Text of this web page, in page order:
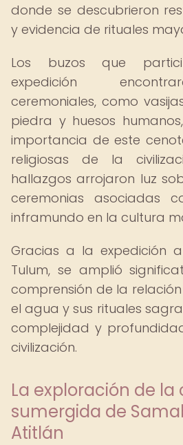
donde se descubrieron
y evidencia de rituales
Los buzos que
expedición
ceremoniales, como
piedra y huesos
importancia de este
religiosas de la
hallazgos arrojaron luz
ceremonias asociadas
inframundo en la cultura
Gracias a la expedición
Tulum, se amplió
comprensión de la
el agua y sus rituales
complejidad y
civilización.
La exploración de la
sumergida de
Atitlán